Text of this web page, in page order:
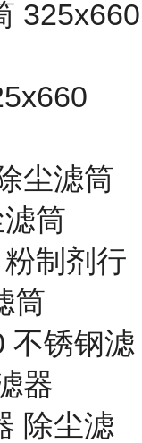
325x660
尘滤筒
筒
制剂行
筒
不锈钢滤
器
除尘滤